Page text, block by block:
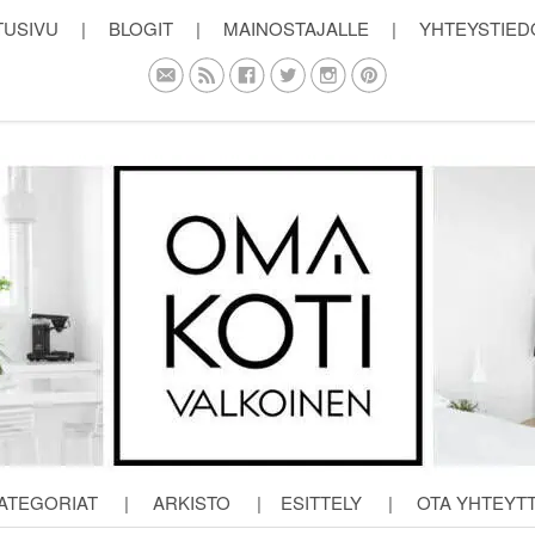
| BLOGIT | MAINOSTAJALLE |
| ARKISTO | ESITTELY | OTA